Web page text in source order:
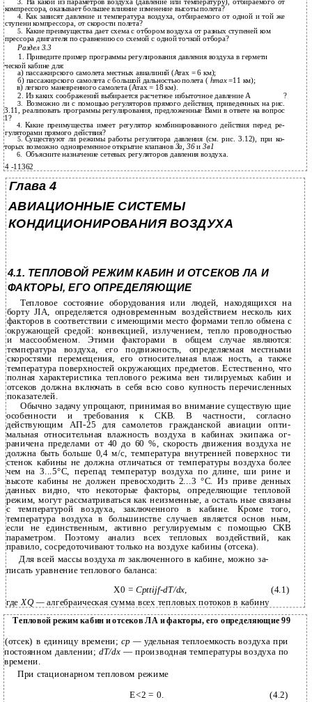
3.
компрессора, оказывает большее влияние изменение высоты полета?
4.
Как зависят давление и температура воздуха, отбираемого от одной и той же
ступени компрессора, от скорости полета?
5. Какие преимущества дает схема с отбором воздуха от разных ступеней ком­
прессора двигателя по сравнению со схемой с одной точкой отбора?
Раздел 3.3
1. Приведите пример программы регулирования давления воздуха в гермети­
ческой кабине для:
а) пассажирского самолета местных авиалиний (Атах = 6 км);
б) пассажирского самолета с большой дальностью полета ( hmax=11 км);
в) легкого маневренного самолета (Атах = 18 км).
?
2. Из каких соображений выбирается расчетное избыточное давление А
3.
Возможно ли с помощью регуляторов прямого действия, приведенных на рис.
3.11, реализовать программы регулирования, предложенные Вами в ответе на вопрос
1?
4. Какие преимущества имеет регулятор комбинированного действия перед ре­
гуляторами прямого действия?
5. Существуют ли режимы работы регулятора давления (см. рис. 3.12), при ко­
торых возможно одновременное открытие клапанов За, 36и3в1
6. Объясните назначение сетевых регуляторов давления воздуха.
4 -11362
Глава 4
АВИАЦИОННЫЕ СИСТЕМЫ
КОНДИЦИОНИРОВАНИЯ ВОЗДУХА
4.1. ТЕПЛОВОЙ РЕЖИМ КАБИН И ОТСЕКОВ ЛА И
ФАКТОРЫ, ЕГО ОПРЕДЕЛЯЮЩИЕ
Тепловое состояние оборудования или людей, находящихся на
борту JIA, определяется одновременным воздействием несколь­ ких
факторов в соответствии с имеющими место формами тепло­ обмена с
окружающей средой: конвекцией, излучением, тепло­ проводностью
и массообменом. Этими факторами в общем случае являются:
температура воздуха, его подвижность, определяемая местными
скоростями перемещения, его относительная влаж­ ность, а также
температура поверхностей окружающих предметов. Естественно, что
полная характеристика теплового режима вен­ тилируемых кабин и
отсеков должна включать в себя всю сово­ купность перечисленных
показателей.
Обычно задачу упрощают, принимая во внимание существую­ щие
особенности и требования к СКВ. В частности, согласно
действующим АП-25 для самолетов гражданской авиации опти­
мальная относительная влажность воздуха в кабинах экипажа ог­
раничена пределами от 40 до 60 %, скорость движения воздуха не
должна быть больше 0,4 м/с, температура внутренней поверхнос­ ти
стенок кабины не должна отличаться от температуры воздуха более
чем на 3...5°С, перепад температур воздуха по длине, ши­ рине и
высоте кабины не должен превосходить 2...3 °С. Из приве­ денных
данных видно, что некоторые факторы, определяющие тепловой
режим, могут рассматриваться как неизменные, а осталь­ ные связаны
с температурой воздуха, заключенного в кабине. Кроме того,
температура воздуха в большинстве случаев является основ­ ным,
если не единственным, активно регулируемым с помощью СКВ
параметром. Поэтому анализ всех тепловых воздействий, как
правило, сосредоточивают только на воздухе кабины (отсека).
Для всей массы воздухат заключенного в кабине, можно за­
писать уравнение теплового баланса:
Х0 =Cpttijf-dT/dx,
(4.1)
гдеXQ —алгебраическая сумма всех тепловых потоков в кабину
Тепловой режим кабин и отсеков ЛА и факторы, его определяющие 99
(отсек) в единицу времени;ср — удельная теплоемкость воздуха при
постоянном давлении; dT/dx — производная температуры воздуха по
времени.
При стационарном тепловом режиме
Е<2 = 0. (4.2)